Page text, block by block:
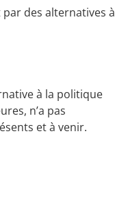
des alternatives à
à la politique
n’a pas
et à venir.